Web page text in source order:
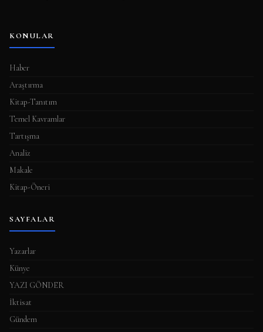
KONULAR
Haber
Araştırma
Kitap-Tanıtım
Temel Kavramlar
Tartışma
Analiz
Makale
Kitap-Öneri
SAYFALAR
Yazarlar
Künye
YAZI GÖNDER
İktisat
Gündem